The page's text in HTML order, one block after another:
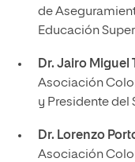
de
Educación
Dr. Jairo Miguel
Asociación
y Presidente del
Dr. Lorenzo
Asociación